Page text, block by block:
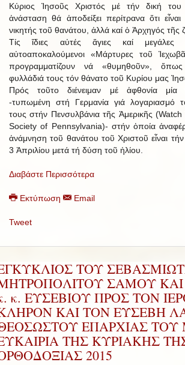
Κύριος Ἰησοῦς Χριστός μέ τήν δική
ἀνάσταση θά ἀποδείξει περίτρανα ὅτι
νικητής τοῦ θανάτου, ἀλλά καί ὁ Ἀρχηγός τῆς
Τίς ἴδιες αὐτές ἅγιες καί μεγάλες
αὐτοαποκαλούμενοι «Μάρτυρες τοῦ
προγραμματίζουν νά «θυμηθοῦν»,
φυλλάδιά τους τόν θάνατο τοῦ Κυρίου μας
Πρός τοῦτο διένειμαν μέ ἀφθονία μία
-τυπωμένη στή Γερμανία γιά λογαριασμό
τους στήν Πενσυλβάνια τῆς Ἀμερικῆς
Society of Pennsylvania)- στήν ὁποία
ἀνάμνηση τοῦ θανάτου τοῦ Χριστοῦ εἶναι
3 Ἀπριλίου μετά τή δύση τοῦ ἡλίου.
Διαβάστε Περισσότερα
Εκτύπωση Email
Tweet
ΤΟΥ
ΣΑΜΟΥ ΚΑΙ
κ. ΕΥΣΕΒΙΟΥ ΠΡΟΣ ΤΟΝ
ΚΑΙ ΤΟΝ ΕΥΣΕΒΗ
ΕΠΑΡΧΙΑΣ ΤΟΥ
ΤΗΣ ΚΥΡΙΑΚΗΣ
2015